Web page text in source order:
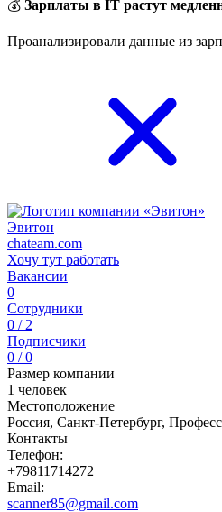
💰 Зарплаты в IT растут
Проанализировали данные из
Эвитон
chateam.com
Хочу тут работать
Вакансии
0
Сотрудники
0 / 2
Подписчики
0 / 0
Размер компании
1 человек
Местоположение
Россия, Санкт-Петербург,
Контакты
Телефон:
+79811714272
Email:
scanner85@gmail.com